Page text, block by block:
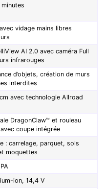
minutes
vidage mains libres
AI 2.0 avec caméra Full
infrarouges
d’objets, création de murs
interdites
avec technologie Allroad
DragonClaw™ et rouleau
coupe intégrée
: carrelage, parquet, sols
moquettes
ion, 14,4 V